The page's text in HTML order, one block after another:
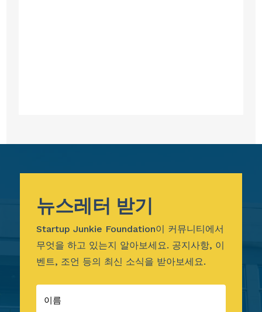
뉴스레터 받기
Startup Junkie Foundation이 커뮤니티에서
무엇을 하고 있는지 알아보세요. 공지사항, 이
벤트, 조언 등의 최신 소식을 받아보세요.